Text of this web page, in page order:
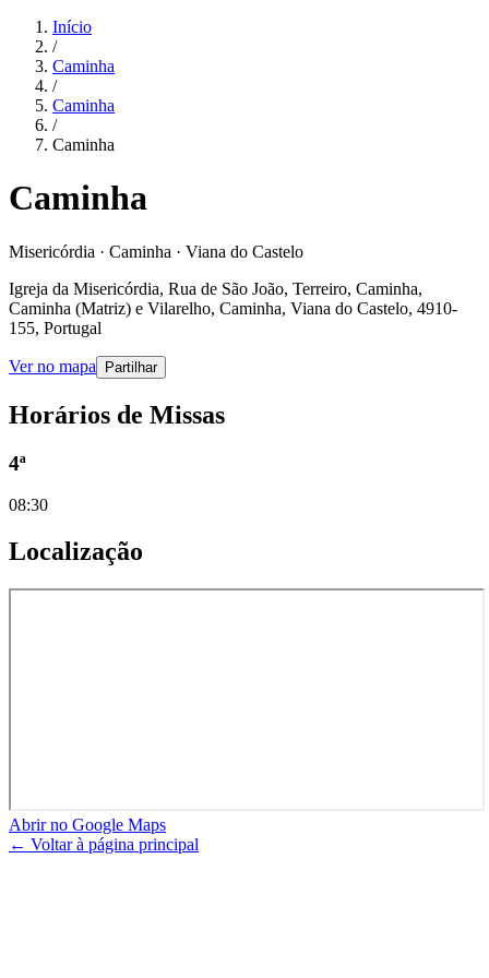
Início
/
Caminha
/
Caminha
/
Caminha
Caminha
Misericórdia · Caminha · Viana do Castelo
Igreja da Misericórdia, Rua de São João, Terreiro, Caminha,
Caminha (Matriz) e Vilarelho, Caminha, Viana do Castelo, 4910-
155, Portugal
Ver no mapa Partilhar
Horários de Missas
4ª
08:30
Localização
Abrir no Google Maps
← Voltar à página principal